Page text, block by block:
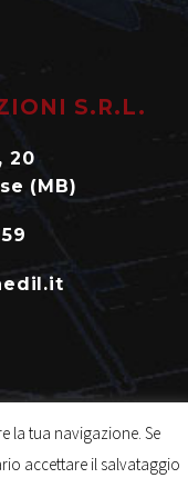
S.R.L.
20
(MB)
00793700964 –
la tua navigazione. Se
accettare il salvataggio